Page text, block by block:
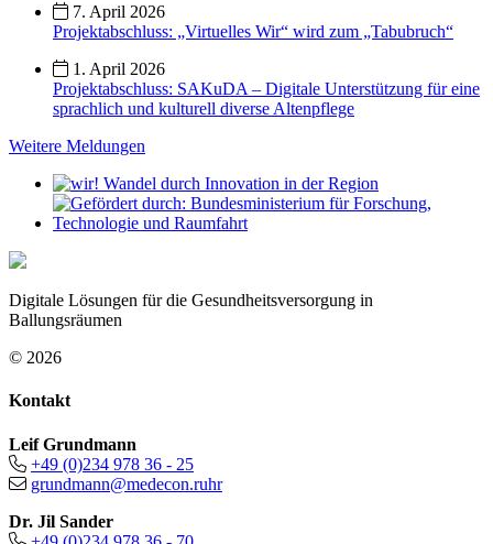
7. April 2026
Projektabschluss: „Virtuelles Wir“ wird zum „Tabubruch“
1. April 2026
Projektabschluss: SAKuDA – Digitale Unterstützung für eine
sprachlich und kulturell diverse Altenpflege
Weitere Meldungen
Digitale Lösungen für die Gesundheitsversorgung in
Ballungsräumen
© 2026
Kontakt
Leif Grundmann
+49 (0)234 978 36 - 25
grundmann@medecon.ruhr
Dr. Jil Sander